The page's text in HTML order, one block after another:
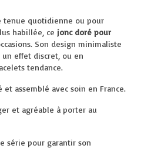
tenue quotidienne ou pour
habillée, ce jonc doré pour
Son design minimaliste
effet discret, ou en
tendance.
et assemblé avec soin en France.
et agréable à porter au
série pour garantir son